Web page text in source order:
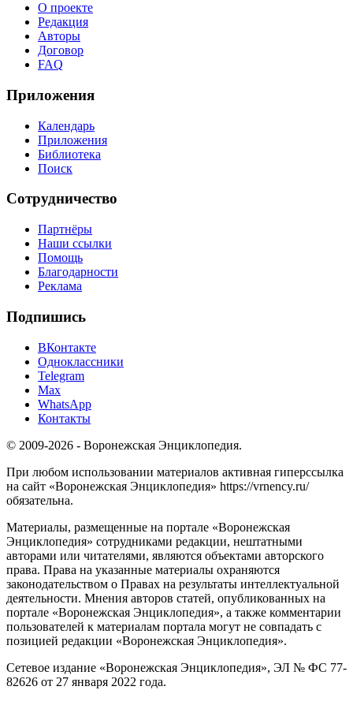
О проекте
Редакция
Авторы
Договор
FAQ
Приложения
Календарь
Приложения
Библиотека
Поиск
Сотрудничество
Партнёры
Наши ссылки
Помощь
Благодарности
Реклама
Подпишись
ВКонтакте
Одноклассники
Telegram
Max
WhatsApp
Контакты
© 2009-2026 - Воронежская Энциклопедия.
При любом использовании материалов активная гиперссылка
на сайт «Воронежская Энциклопедия» https://vrnency.ru/
обязательна.
Материалы, размещенные на портале «Воронежская
Энциклопедия» сотрудниками редакции, нештатными
авторами или читателями, являются объектами авторского
права. Права на указанные материалы охраняются
законодательством о Правах на результаты интеллектуальной
деятельности. Мнения авторов статей, опубликованных на
портале «Воронежская Энциклопедия», а также комментарии
пользователей к материалам портала могут не совпадать с
позицией редакции «Воронежская Энциклопедия».
Сетевое издание «Воронежская Энциклопедия», ЭЛ № ФС 77-
82626 от 27 января 2022 года.